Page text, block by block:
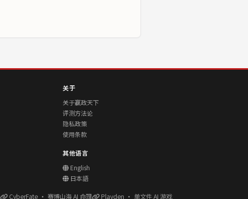
关于
关于赢政天下
评测方法论
隐私政策
使用条款
其他语言
English
日本語
CyberFate · 赛博山海 AI 命理 Playden · 单文件 AI 游戏